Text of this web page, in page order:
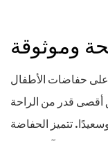
وموثوقة
حفاضات الأطفال
أقصى قدر من الراحة
تتميز الحفاضة